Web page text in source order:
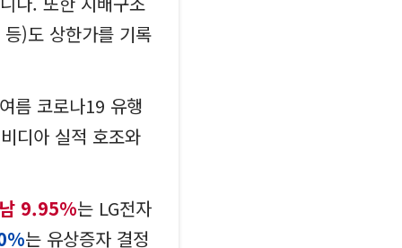
등)도 상한가를 기록
름 코로나19 유행
디아 실적 호조와
9.95%는 LG전자
는 유상증자 결정